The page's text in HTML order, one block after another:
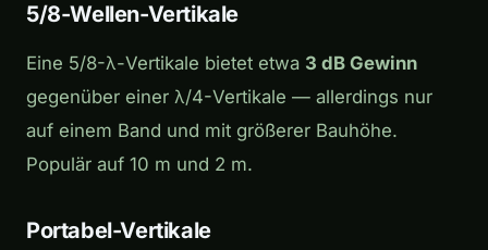
5/8-Wellen-Vertikale
Eine 5/8-λ-Vertikale bietet etwa 3 dB Gewinn
gegenüber einer λ/4-Vertikale — allerdings nur
auf einem Band und mit größerer Bauhöhe.
Populär auf 10 m und 2 m.
Portabel-Vertikale